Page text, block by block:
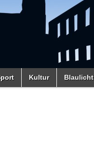
Kultur Blaulicht